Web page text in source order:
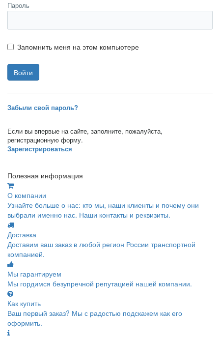
Пароль
Запомнить меня на этом компьютере
Забыли свой пароль?
Если вы впервые на сайте, заполните, пожалуйста,
регистрационную форму.
Зарегистрироваться
Полезная информация
О компании
Узнайте больше о нас: кто мы, наши клиенты и почему они
выбрали именно нас. Наши контакты и реквизиты.
Доставка
Доставим ваш заказ в любой регион России транспортной
компанией.
Мы гарантируем
Мы гордимся безупречной репутацией нашей компании.
Как купить
Ваш первый заказ? Мы с радостью подскажем как его
оформить.